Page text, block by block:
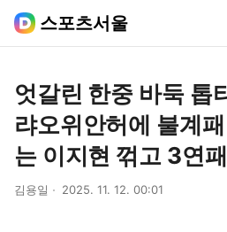
스포츠서울
엇갈린 한중 바둑 톱
랴오위안허에 불계패
는 이지현 꺾고 3연
김용일 2025. 11. 12. 00:01